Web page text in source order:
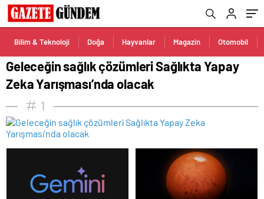
Bilim & Teknoloji Doğa Hayvanlar Magazin Otomobil
Geleceğin sağlık çözümleri Sağlıkta Yapay
Zeka Yarışması’nda olacak
1